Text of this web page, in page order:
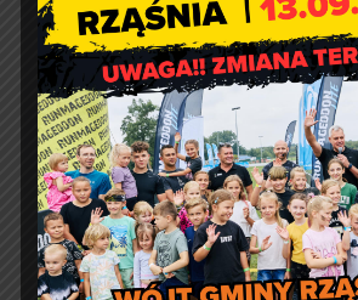
tel. 44 631-71-22 (biuro podawcze)
Godziny otwarcia Urzędu:
pon.: 9:00 – 17:00
wt. – pt.: 7:30 – 15:30